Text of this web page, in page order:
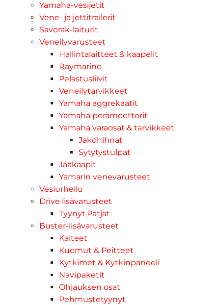
Yamaha-vesijetit
Vene- ja jettitrailerit
Savorak-laiturit
Veneilyvarusteet
Hallintalaitteet & kaapelit
Raymarine
Pelastusliivit
Veneilytarvikkeet
Yamaha aggrekaatit
Yamaha perämoottorit
Yamaha varaosat & tarvikkeet
Jakohihnat
Sytytystulpat
Jääkaapit
Yamarin venevarusteet
Vesiurheilu
Drive lisävarusteet
Tyynyt,Patjat
Buster-lisävarusteet
Kaiteet
Kuomut & Peitteet
Kytkimet & Kytkinpaneeli
Navipaketit
Ohjauksen osat
Pehmustetyynyt